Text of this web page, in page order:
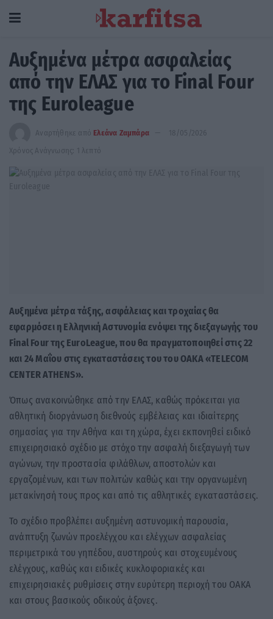
Αυξημένα μέτρα ασφαλείας
από την ΕΛΑΣ για το Final Four
της Euroleague
Αναρτήθηκε από Ελεάνα Ζαμπάρα
18/05/2026
Χρόνος Ανάγνωσης: 1 λεπτό
Αυξημένα μέτρα τάξης, ασφάλειας και τροχαίας θα
εφαρμόσει η Ελληνική Αστυνομία ενόψει της διεξαγωγής του
Final Four της EuroLeague, που θα πραγματοποιηθεί στις 22
και 24 Μαΐου στις εγκαταστάσεις του του ΟΑΚΑ «TELECOM
CENTER ATHENS».
Όπως ανακοινώθηκε από την ΕΛΑΣ, καθώς πρόκειται για
αθλητική διοργάνωση διεθνούς εμβέλειας και ιδιαίτερης
σημασίας για την Αθήνα και τη χώρα, έχει εκπονηθεί ειδικό
επιχειρησιακό σχέδιο με στόχο την ασφαλή διεξαγωγή των
αγώνων, την προστασία φιλάθλων, αποστολών και
εργαζομένων, και των πολιτών καθώς και την οργανωμένη
μετακίνησή τους προς και από τις αθλητικές εγκαταστάσεις.
Το σχέδιο προβλέπει αυξημένη αστυνομική παρουσία,
ανάπτυξη ζωνών προελέγχου και ελέγχων ασφαλείας
περιμετρικά του γηπέδου, αυστηρούς και στοχευμένους
ελέγχους, καθώς και ειδικές κυκλοφοριακές και
επιχειρησιακές ρυθμίσεις στην ευρύτερη περιοχή του ΟΑΚΑ
και στους βασικούς οδικούς άξονες.